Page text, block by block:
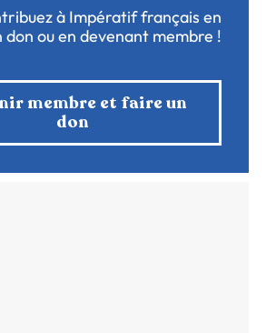
à Impératif français en
don ou en devenant membre !
membre et faire un
don